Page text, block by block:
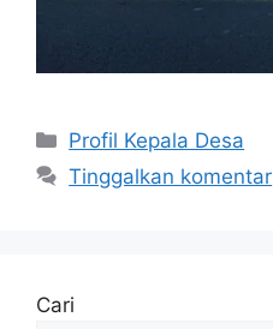
Profil Kepala Desa
Tinggalkan komentar
Cari